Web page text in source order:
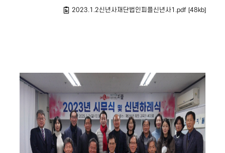
2023.1.2신년사재단법인피플신년사1.pdf [48kb]